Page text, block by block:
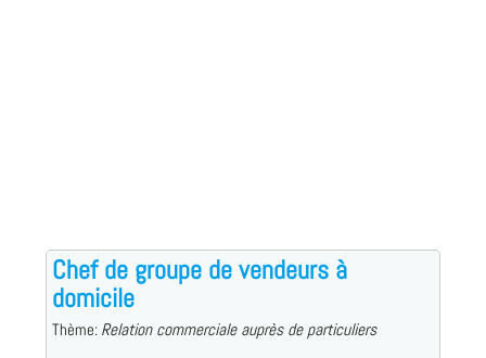
Chef de groupe de vendeurs à
domicile
Thème: Relation commerciale auprès de particuliers